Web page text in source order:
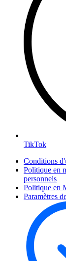
TikTok
Conditions
Politique en
personnels
Politique en
Paramètres